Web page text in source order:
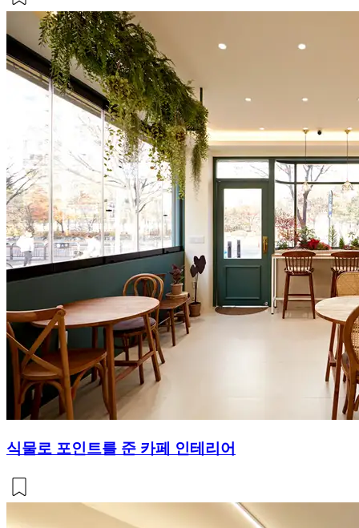
식물로 포인트를 준 카페 인테리어